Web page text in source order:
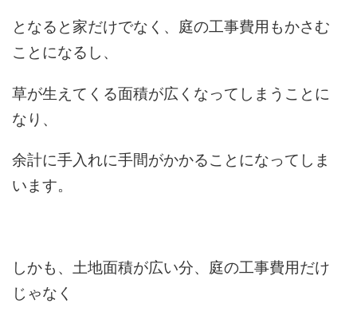
となると家だけでなく、庭の工事費用もかさむ
ことになるし、
草が生えてくる面積が広くなってしまうことに
なり、
余計に手入れに手間がかかることになってしま
います。
しかも、土地面積が広い分、庭の工事費用だけ
じゃなく